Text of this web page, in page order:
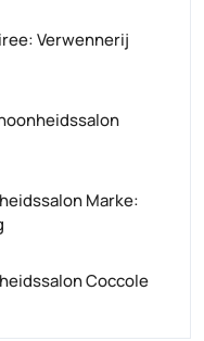
Verwennerij
Marke:
Coccole